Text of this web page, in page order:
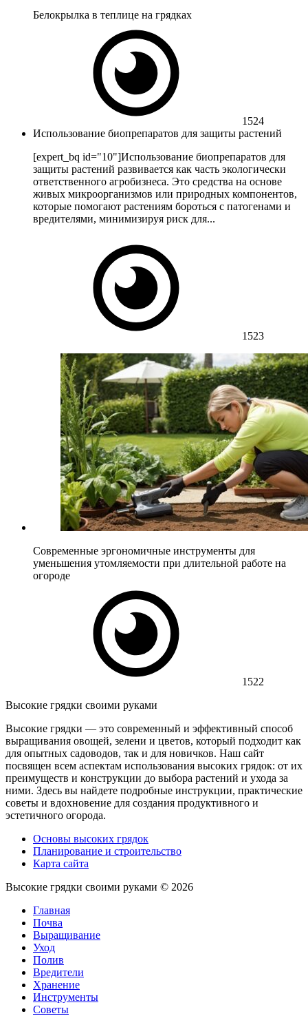
Белокрылка в теплице на грядках
1524
Использование биопрепаратов для защиты растений
[expert_bq id="10"]Использование биопрепаратов для
защиты растений развивается как часть экологически
ответственного агробизнеса. Это средства на основе
живых микроорганизмов или природных компонентов,
которые помогают растениям бороться с патогенами и
вредителями, минимизируя риск для...
1523
Современные эргономичные инструменты для
уменьшения утомляемости при длительной работе на
огороде
1522
Высокие грядки своими руками
Высокие грядки — это современный и эффективный способ
выращивания овощей, зелени и цветов, который подходит как
для опытных садоводов, так и для новичков. Наш сайт
посвящен всем аспектам использования высоких грядок: от их
преимуществ и конструкции до выбора растений и ухода за
ними. Здесь вы найдете подробные инструкции, практические
советы и вдохновение для создания продуктивного и
эстетичного огорода.
Основы высоких грядок
Планирование и строительство
Карта сайта
Высокие грядки своими руками © 2026
Главная
Почва
Выращивание
Уход
Полив
Вредители
Хранение
Инструменты
Советы